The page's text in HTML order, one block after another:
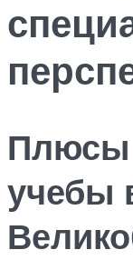
Плюсы
учебы